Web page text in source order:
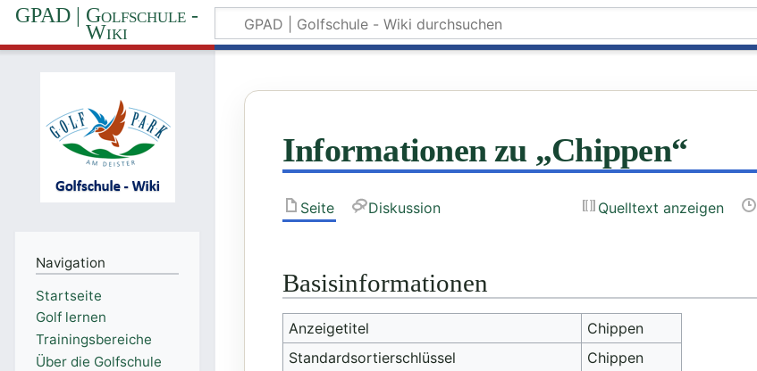
GPAD | Golfschule -
Wiki
Informationen zu „Chippen“
Seite Diskussion Quelltext anzeigen
Basisinformationen
Anzeigetitel
Chippen
Standardsortierschlüssel
Chippen
Navigation
Startseite
Golf lernen
Trainingsbereiche
Über die Golfschule